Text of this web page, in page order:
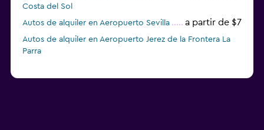
Costa del Sol
Autos de alquiler en Aeropuerto Sevilla a partir de $7
Autos de alquiler en Aeropuerto Jerez de la Frontera La
Parra